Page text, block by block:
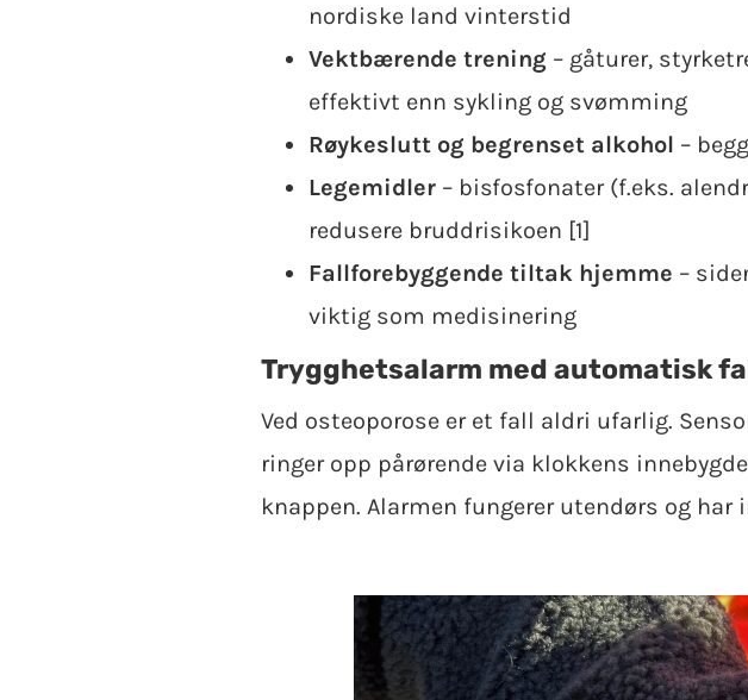
nordiske land vinterstid
Vektbærende trening – gåturer,
effektivt enn sykling og svømming
Røykeslutt og begrenset alkohol –
Legemidler – bisfosfonater (f.eks.
redusere bruddrisikoen [1]
Fallforebyggende tiltak hjemme –
viktig som medisinering
Trygghetsalarm med automatisk
Ved osteoporose er et fall aldri ufarlig.
ringer opp pårørende via klokkens
knappen. Alarmen fungerer utendørs og har